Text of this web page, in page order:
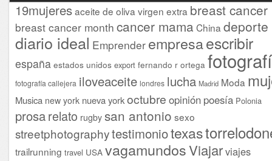
19mujeresaceite de oliva virgen extra breast cancer
breast cancer month cancer mama China deporte
diario ideal Emprender empresaescribir
españa estados unidos export fernando r ortega
fotografía callejera iloveaceite londres lucha Madrid Moda
Musica new york nueva yorkoctubre opinión poesía Polonia
prosarelato rugby san antonio sexo
streetphotographytestimoniotexas
trailrunning travel USA vagamundosViajarviajes